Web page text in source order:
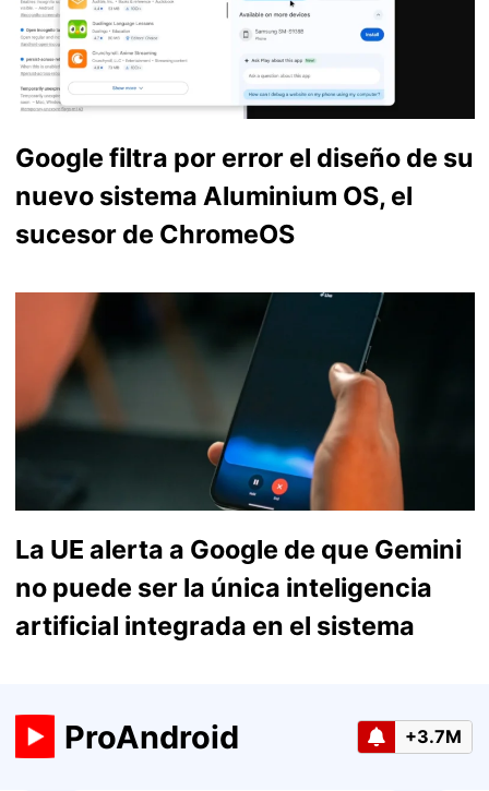
Google filtra por error el diseño de su
nuevo sistema Aluminium OS, el
sucesor de ChromeOS
La UE alerta a Google de que Gemini
no puede ser la única inteligencia
artificial integrada en el sistema
ProAndroid +3.7M